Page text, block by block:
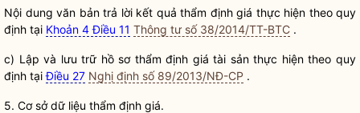
Nội dung văn bản trả lời kết quả thẩm định giá thực hiện theo quy
định tại Khoản 4 Điều 11 Thông tư số 38/2014/TT-BTC .
c) Lập và lưu trữ hồ sơ thẩm định giá tài sản thực hiện theo quy
định tạiĐiều 27 Nghị định số 89/2013/NĐ-CP .
5. Cơ sở dữ liệu thẩm định giá.